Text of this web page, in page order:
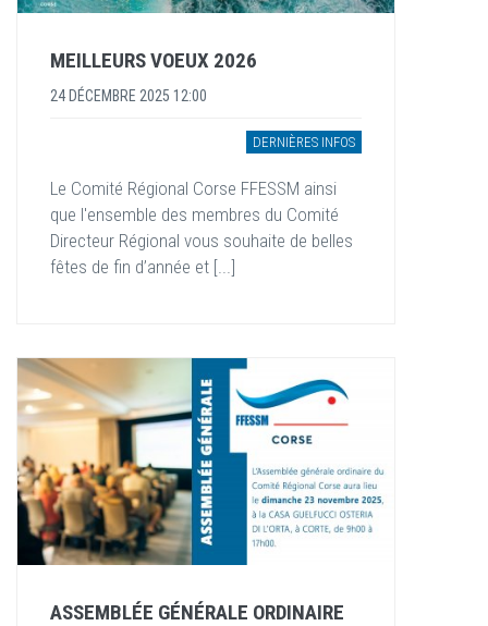
MEILLEURS VOEUX 2026
24 DÉCEMBRE 2025 12:00
DERNIÈRES INFOS
Le Comité Régional Corse FFESSM ainsi
que l'ensemble des membres du Comité
Directeur Régional vous souhaite de belles
fêtes de fin d’année et [...]
ASSEMBLÉE GÉNÉRALE ORDINAIRE